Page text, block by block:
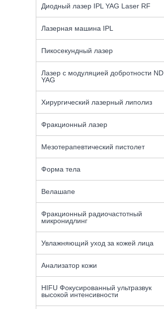
Диодный лазер IPL YAG Laser RF
Лазерная машина IPL
Пикосекундный лазер
Лазер с модуляцией добротности ND
YAG
Хирургический лазерный липолиз
Фракционный лазер
Мезотерапевтический пистолет
Форма тела
Велашапе
Фракционный радиочастотный
микронидлинг
Увлажняющий уход за кожей лица
Анализатор кожи
HIFU Фокусированный ультразвук
высокой интенсивности